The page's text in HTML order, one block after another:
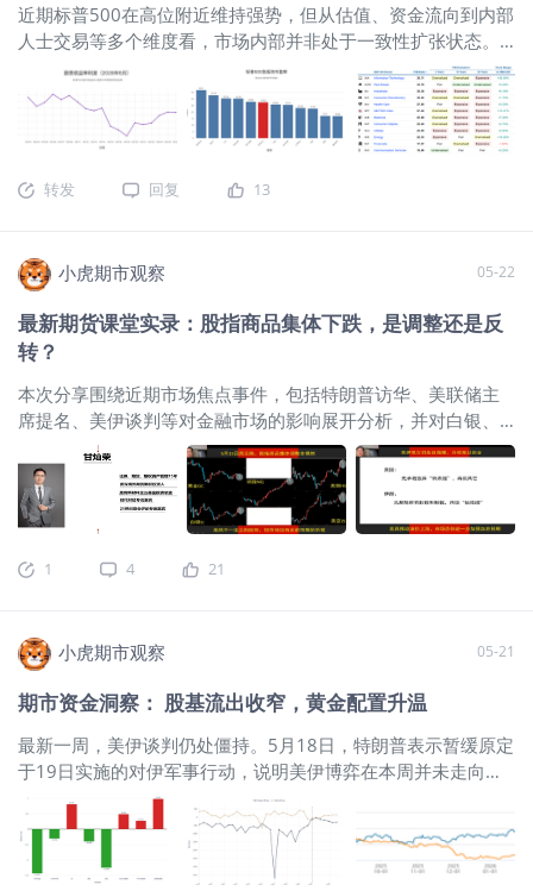
近期标普500在高位附近维持强势，但从估值、资金流向到内部
人士交易等多个维度看，市场内部并非处于一致性扩张状态。
当前美股更接近于‘指数韧性仍强、但结构分化持续加深’的阶
段：指数层面仍受到龙头权重股和资金承接支撑，但股债绝对
估值偏弱、板块估值分化、内部人士交易信号以及 M7 内部强
弱差异，都提示高位运行下的约束并未消失。本文将从股债绝
个维度，对当前美股的结构特征与潜在约束进行梳理。 一、股
10年期国债收益率衡量，该利差在5月全月始终处于近年来较大
能提供的静态收益补偿持续低于无风险利率水平。这意味着当
前美股能够维持高位，更多依赖盈利预期、龙头溢价和流动性
环境支撑，而不是建立在“股比债便宜”的基础上。从5月整体走
势看，利差在中旬随美债收益率上行而走阔，而后出现了一定
的修复，但仍未回到月初水平。进入最新一周后，利差大致稳
定，估值端压力并未明显缓解。 二、板块相对估值分化凸显矛
盾，结构性高估特征延续 如果说股债利差回答的是“美股整体是
否便宜”的问题，那么板块估值分化则进一步揭示了当前高估值
并非均匀分布，而是带有明显结构性特征。 据World PE Ratio
数据和统计方法显示，截至5月26日，标普500指数市盈率
历史偏高位置。分板块看，工业板块、公用事业板块和能源板
块处于5年维度的 Expensive 区间，说明其明显估值高于常规水
转发 回复 13
小虎期市观察 05-22
最新期货课堂实录：股指商品集体下跌，是调整还是反
转？
本次分享围绕近期市场焦点事件，包括特朗普访华、美联储主
席提名、美伊谈判等对金融市场的影响展开分析，并对白银、
美元指数、美国股指等投资品类给出建议，内容如下： 分享嘉
宾：甘灿荣（芝商所特约讲师。曾任证券期货、大型国企民企
期货部门投资经理） 课堂内容链接（请点击）
一、市场的核心
矛盾，正在重新回到美联储 最近一到两周，市场同时被三件事
过后的政策预期变化，以及美伊谈判的后续走向。表面上看是
在从地缘和外交事件本身，逐渐转向这些事件会不会改变美联
和，还是美伊谈判反复、油价波动加剧，最后都会反映到市场
对“降息、暂停降息，甚至重新加息”的预期变化上。 二、特朗
普访华落地后，为何股指和商品反而下跌 特朗普访华结束后，
商品跟股指出现了集体下跌。核心原因还是消息整体符合预
期，但没有形成明显的超预期利好。中美之间虽然有一些进
展，比如关税边际调整、波音飞机采购、农产品采购，以及
H200 芯片出口限制放松等，但这些更多属于前期谈判成果的兑
1 4 21
小虎期市观察 05-21
期市资金洞察： 股基流出收窄，黄金配置升温
最新一周，美伊谈判仍处僵持。5月18日，特朗普表示暂缓原定
于19日实施的对伊军事行动，说明美伊博弈在本周并未走向升
级。与此同时，美方公开表态称对伊谈判“进展很大”，但也同步
表示已经准备“B方案”，这意味着双方分歧并未实质消除。除了
持续交易中东局势的扰动外，市场还高度关注马斯克旗下太空
探索技术公司（SpaceX）可能创下“史上最大IPO”的进展。 截至